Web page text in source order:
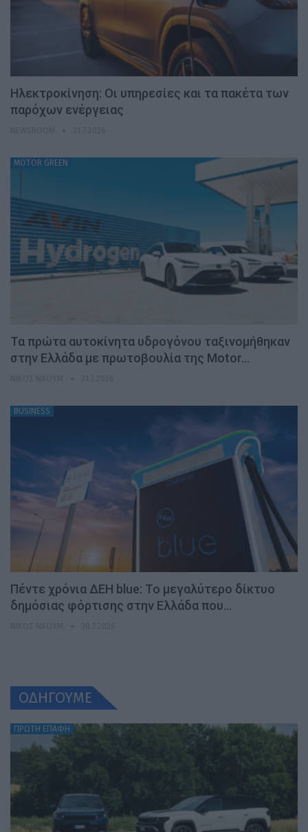
Ηλεκτροκίνηση: Οι υπηρεσίες και τα πακέτα των
παρόχων ενέργειας
MOTOR GREEN
Τα πρώτα αυτοκίνητα υδρογόνου ταξινομήθηκαν
στην Ελλάδα με πρωτοβουλία της Motor…
BUSINESS
Πέντε χρόνια ΔΕΗ blue: Το μεγαλύτερο δίκτυο
δημόσιας φόρτισης στην Ελλάδα που…
ΟΔΗΓΟΥΜΕ
ΠΡΩΤΗ ΕΠΑΦΗ